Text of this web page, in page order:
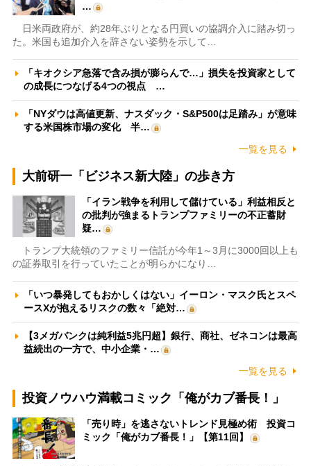
…
日米両政府が、約28年ぶりとなる円買いの協調介入に踏み切っ
た。米国も追加介入を辞さない姿勢を示して…
「キオクシア急落で含み損が膨らんで…」損失を投資家として
の成長につなげる4つの視点 …
「NYダウは高値更新、ナスダック・S&P500は足踏み」が意味
する米国株市場の変化 半…
一覧を見る
大前研一「ビジネス新大陸」の歩き方
「イラン戦争を利用して儲けている」利益相反と
の批判が強まるトランプファミリーの不正蓄財
疑…
トランプ大統領のファミリー信託が今年1～3月に3000回以上も
の証券取引を行っていたことが明らかになり…
「いつ暴発してもおかしくはない」イーロン・マスク氏とスペ
ースXが抱えるリスクの数々「絶対…
【3メガバンクは純利益5兆円超】銀行、商社、ゼネコンは最高
益続出の一方で、中小企業・…
一覧を見る
投資ノウハウ満載コミック「俺がカブ番長！」
「売り時」を逃さないトレンド見極め術 投資コ
ミック「俺がカブ番長！」【第11回】